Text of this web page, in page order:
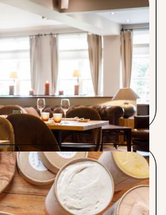
is zeer belangrijk in de
partner die een
van ons overneemt.